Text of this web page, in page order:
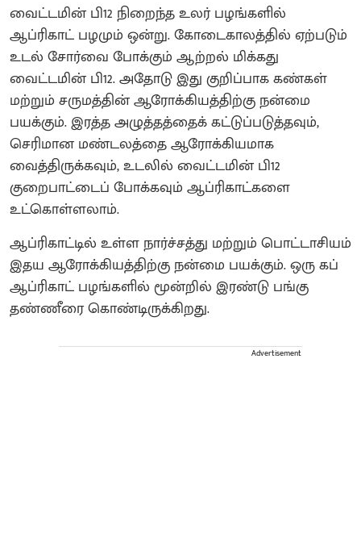
வைட்டமின் பி12 நிறைந்த உலர் பழங்களில்
ஆப்ரிகாட் பழமும் ஒன்று. கோடைகாலத்தில் ஏற்படும்
உடல் சோர்வை போக்கும் ஆற்றல் மிக்கது
வைட்டமின் பி12. அதோடு இது குறிப்பாக கண்கள்
மற்றும் சருமத்தின் ஆரோக்கியத்திற்கு நன்மை
பயக்கும். இரத்த அழுத்தத்தைக் கட்டுப்படுத்தவும்,
செரிமான மண்டலத்தை ஆரோக்கியமாக
வைத்திருக்கவும், உடலில் வைட்டமின் பி12
குறைபாட்டைப் போக்கவும் ஆப்ரிகாட்களை
உட்கொள்ளலாம்.
ஆப்ரிகாட்டில் உள்ள நார்ச்சத்து மற்றும் பொட்டாசியம்
இதய ஆரோக்கியத்திற்கு நன்மை பயக்கும். ஒரு கப்
ஆப்ரிகாட் பழங்களில் மூன்றில் இரண்டு பங்கு
தண்ணீரை கொண்டிருக்கிறது.
Advertisement